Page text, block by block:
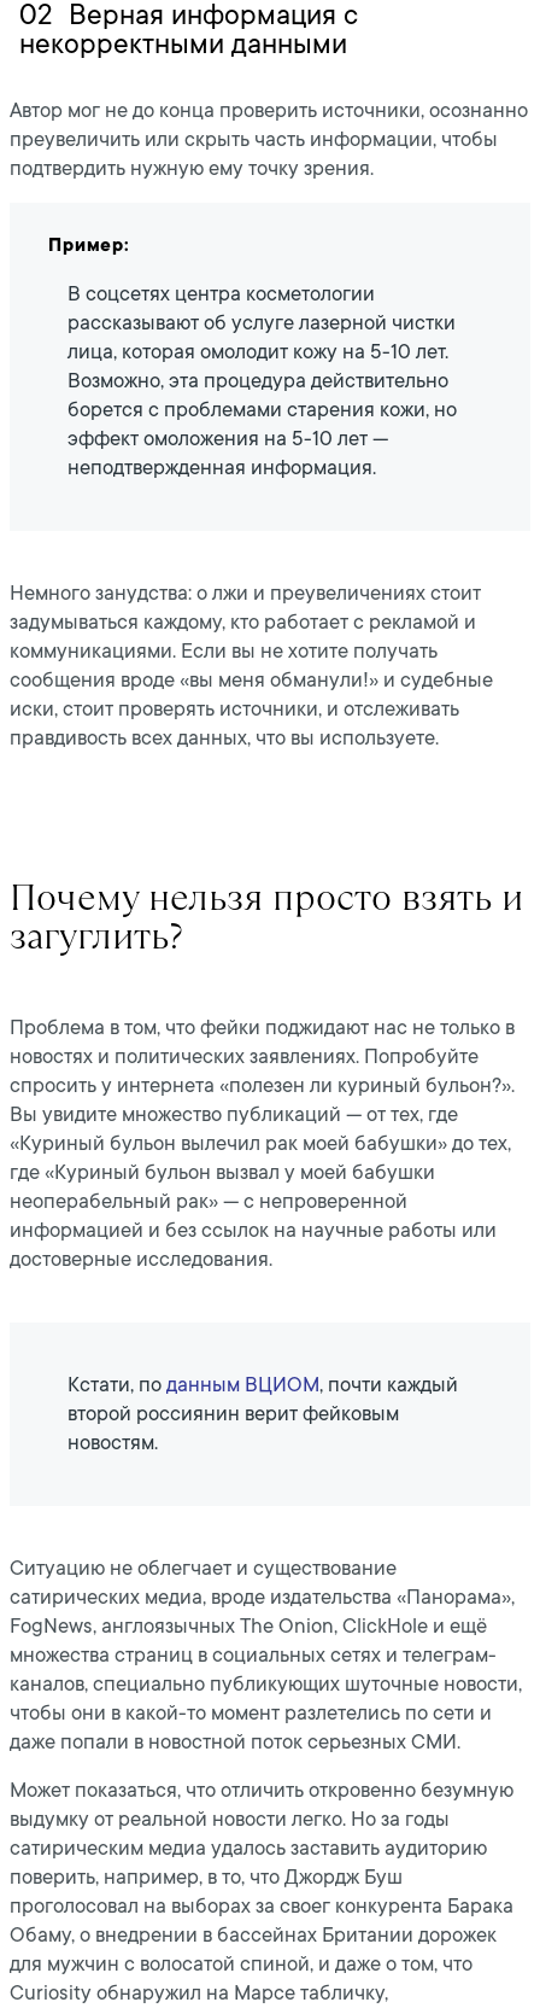
02
Верная информация с
некорректными данными
Автор мог не до конца проверить источники, осознанно
преувеличить или скрыть часть информации, чтобы
подтвердить нужную ему точку зрения.
Пример:
В соцсетях центра косметологии
рассказывают об услуге лазерной чистки
лица, которая омолодит кожу на 5-10 лет.
Возможно, эта процедура действительно
борется с проблемами старения кожи, но
эффект омоложения на 5-10 лет —
неподтвержденная информация.
Немного занудства: о лжи и преувеличениях стоит
задумываться каждому, кто работает с рекламой и
коммуникациями. Если вы не хотите получать
сообщения вроде «вы меня обманули!» и судебные
иски, стоит проверять источники, и отслеживать
правдивость всех данных, что вы используете.
Почему нельзя просто взять и
загуглить?
Проблема в том, что фейки поджидают нас не только в
новостях и политических заявлениях. Попробуйте
спросить у интернета «полезен ли куриный бульон?».
Вы увидите множество публикаций — от тех, где
«Куриный бульон вылечил рак моей бабушки» до тех,
где «Куриный бульон вызвал у моей бабушки
неоперабельный рак» — с непроверенной
информацией и без ссылок на научные работы или
достоверные исследования.
Кстати, по данным ВЦИОМ, почти каждый
второй россиянин верит фейковым
новостям.
Ситуацию не облегчает и существование
сатирических медиа, вроде издательства «Панорама»,
FogNews, англоязычных The Onion, СlickHole и ещё
множества страниц в социальных сетях и телеграм-
каналов, специально публикующих шуточные новости,
чтобы они в какой-то момент разлетелись по сети и
даже попали в новостной поток серьезных СМИ.
Может показаться, что отличить откровенно безумную
выдумку от реальной новости легко. Но за годы
сатирическим медиа удалось заставить аудиторию
поверить, например, в то, что Джордж Буш
проголосовал на выборах за своег конкурента Барака
Обаму, о внедрении в бассейнах Британии дорожек
для мужчин с волосатой спиной, и даже о том, что
Curiosity обнаружил на Марсе табличку,